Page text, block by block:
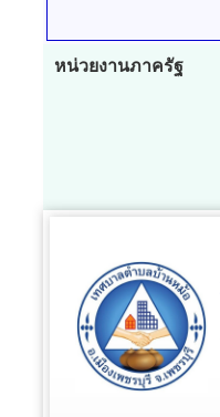
หน่วยงานภาครัฐ